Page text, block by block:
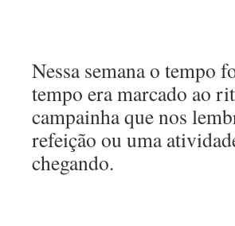
Nessa semana o tempo
tempo era marcado ao
campainha que nos
refeição ou uma
chegando.